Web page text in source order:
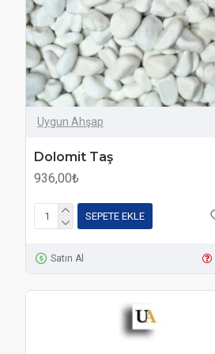
Uygun Ahşap
Dolomit Taş
936,00₺
SEPETE EKLE
Satın Al